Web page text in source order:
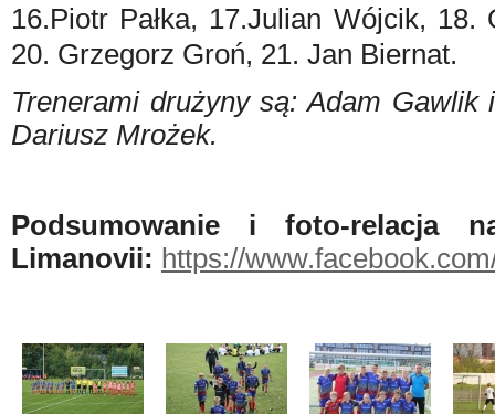
16.Piotr Pałka, 17.Julian Wójcik,
20. Grzegorz Groń, 21. Jan Biernat.
Trenerami drużyny są: Adam
Dariusz Mrożek.
Podsumowanie i foto-relacja
Limanovii: https://